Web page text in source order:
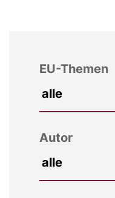
EU-Themen
Autor